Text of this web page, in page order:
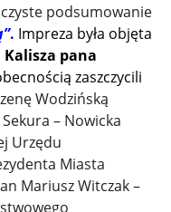
podsumowanie
. Impreza była objęta
pana
zaszczycili
Wodzińską
– Nowicka
Urzędu
Miasta
Mariusz Witczak –